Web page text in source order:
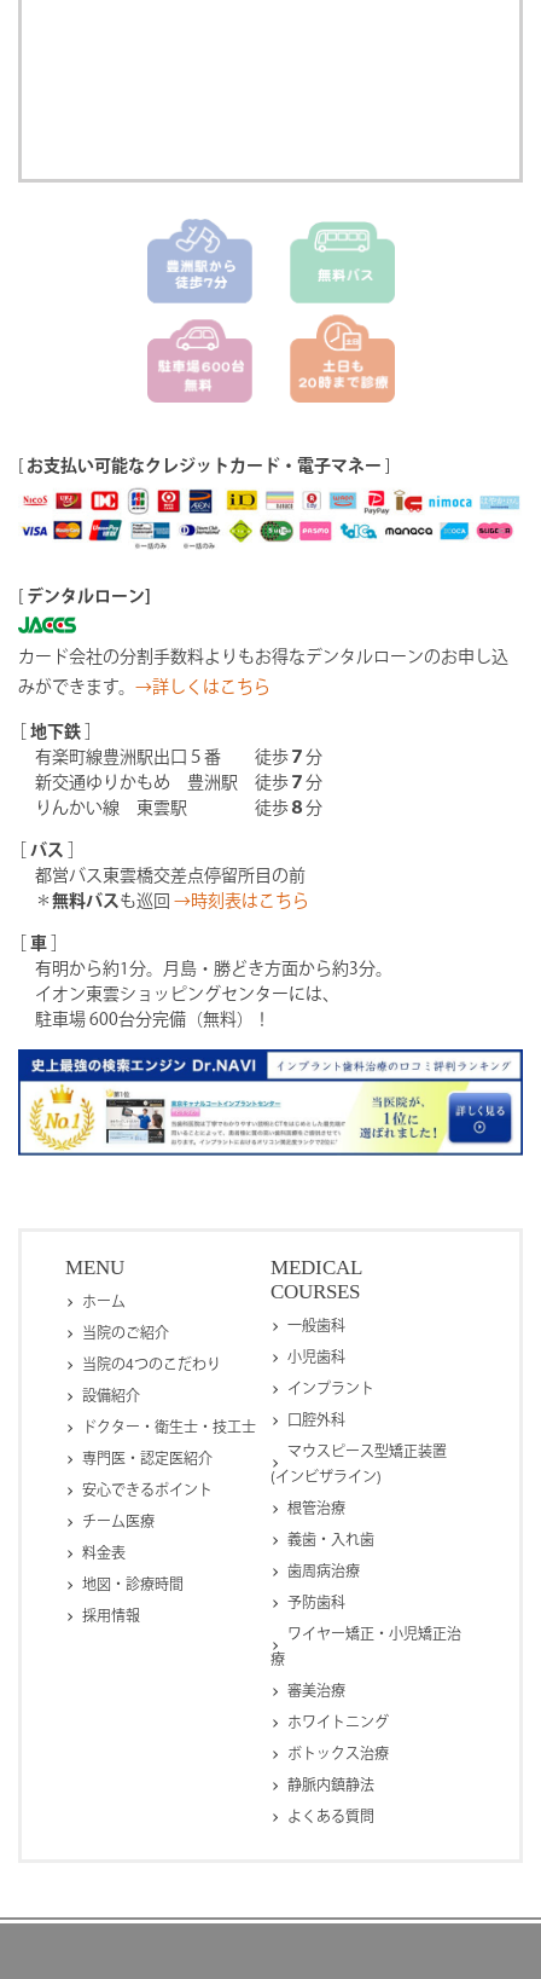
お支払い可能なクレジットカード・電子マネー
デンタルローン]
カード会社の分割手数料よりもお得なデンタルローンのお申し込
みができます。 →詳しくはこちら
地下鉄
有楽町線豊洲駅出口５番 徒歩 ７ 分
新交通ゆりかもめ 豊洲駅 徒歩 ７ 分
りんかい線 東雲駅 徒歩 ８ 分
バス
都営バス東雲橋交差点停留所目の前
＊ 無料バス も巡回 →時刻表はこちら
車
有明から約1分。月島・勝どき方面から約3分。
イオン東雲ショッピングセンターには、
駐車場 600台分完備（無料）！
MENU
ホーム
当院のご紹介
当院の4つのこだわり
設備紹介
ドクター・衛生士・技工士
専門医・認定医紹介
安心できるポイント
チーム医療
料金表
地図・診療時間
採用情報
MEDICAL
COURSES
一般歯科
小児歯科
インプラント
口腔外科
マウスピース型矯正装置
(インビザライン)
根管治療
義歯・入れ歯
歯周病治療
予防歯科
ワイヤー矯正・小児矯正治
療
審美治療
ホワイトニング
ボトックス治療
静脈内鎮静法
よくある質問